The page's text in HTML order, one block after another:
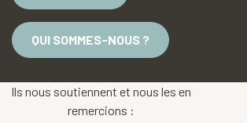
QUI SOMMES-NOUS ?
Ils nous soutiennent et nous les en
remercions :